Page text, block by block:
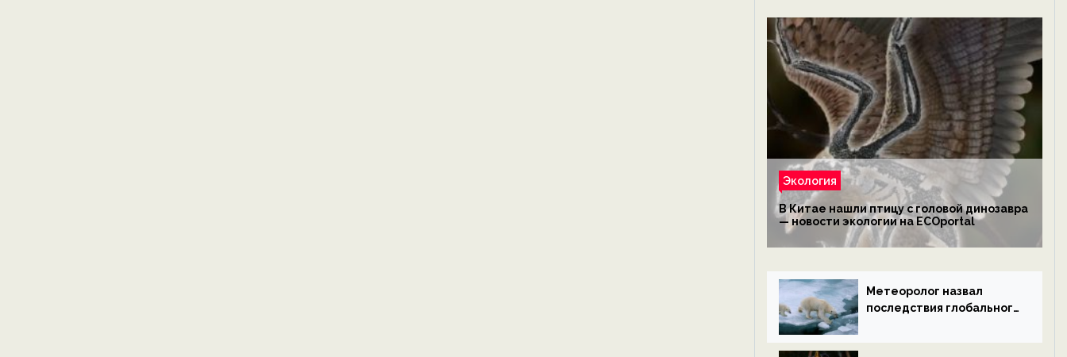
Экология
В Китае нашли птицу с головой динозавра
— новости экологии на ECOportal
Метеоролог назвал
последствия глобального